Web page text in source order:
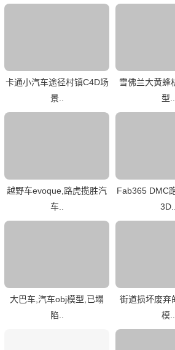
卡通小汽车途径村镇C4D场
景..
雪佛兰大黄蜂
型..
越野车evoque,路虎揽胜汽
车..
Fab365 DMC
3D..
大巴车,汽车obj模型,已塌
陷..
街道损坏废弃
模..